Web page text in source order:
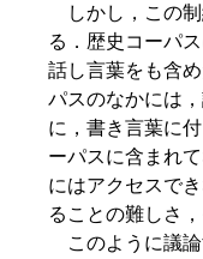
しかし，この制
る．歴史コーパ
話し言葉をも含
パスのなかには
に，書き言葉に
ーパスに含まれ
にはアクセスで
ることの難しさ
このように議論